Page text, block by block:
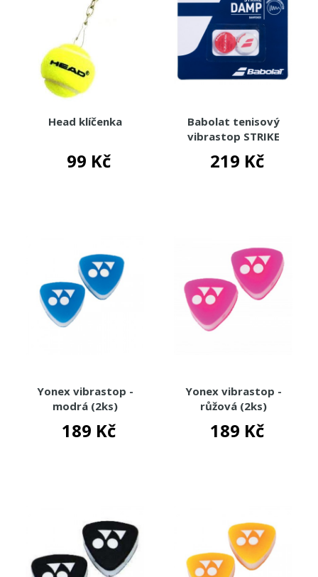
Head klíčenka
99 Kč
Babolat tenisový
vibrastop STRIKE
DAMP 2024
219 Kč
Yonex vibrastop -
modrá (2ks)
189 Kč
Yonex vibrastop -
růžová (2ks)
189 Kč